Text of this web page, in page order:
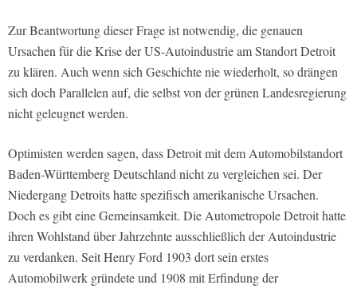
Zur Beantwortung dieser Frage ist notwendig, die genauen
Ursachen für die Krise der US-Autoindustrie am Standort Detroit
zu klären. Auch wenn sich Geschichte nie wiederholt, so drängen
sich doch Parallelen auf, die selbst von der grünen Landesregierung
nicht geleugnet werden.
Optimisten werden sagen, dass Detroit mit dem Automobilstandort
Baden-Württemberg Deutschland nicht zu vergleichen sei. Der
Niedergang Detroits hatte spezifisch amerikanische Ursachen.
Doch es gibt eine Gemeinsamkeit. Die Autometropole Detroit hatte
ihren Wohlstand über Jahrzehnte ausschließlich der Autoindustrie
zu verdanken. Seit Henry Ford 1903 dort sein erstes
Automobilwerk gründete und 1908 mit Erfindung der